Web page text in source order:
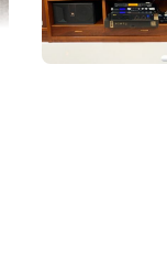
Kích thước